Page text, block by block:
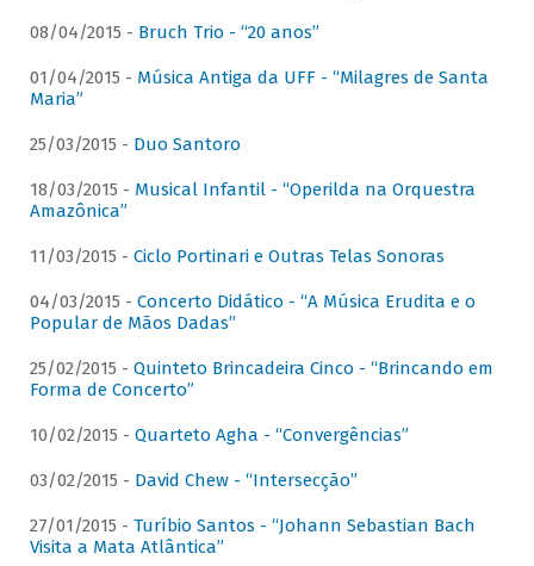
08/04/2015 - Bruch Trio - “20 anos”
01/04/2015 - Música Antiga da UFF - “Milagres de Santa
Maria”
25/03/2015 - Duo Santoro
18/03/2015 - Musical Infantil - “Operilda na Orquestra
Amazônica”
11/03/2015 - Ciclo Portinari e Outras Telas Sonoras
04/03/2015 - Concerto Didático - “A Música Erudita e o
Popular de Mãos Dadas”
25/02/2015 - Quinteto Brincadeira Cinco - “Brincando em
Forma de Concerto”
10/02/2015 - Quarteto Agha - “Convergências”
03/02/2015 - David Chew - “Intersecção”
27/01/2015 - Turíbio Santos - “Johann Sebastian Bach
Visita a Mata Atlântica”